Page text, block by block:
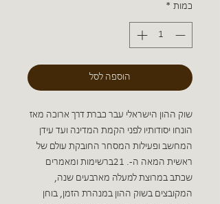
כמות *
הוספה לסל
שוק ההון הישראלי עבר כברת דרך ארוכה מאז
הונחו יסודותיו לפני הקמת המדינה ועד עידן
המחשב ופעילות המסחר החובקת עולם של
ראשית המאה ה-21‮. ‬ברשימות ומאמרים
שכתב במרוצת למעלה מארבעים שנה‮,
‬המקובצים בשוק ההון במנהרת הזמן‮, ‬בוחן